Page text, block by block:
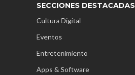
SECCIONES DESTACADAS
Cultura Digital
Eventos
Entretenimiento
Apps & Software